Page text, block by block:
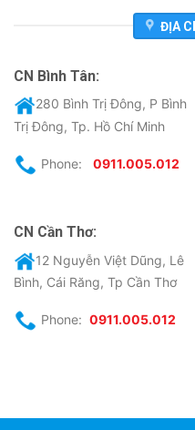
ĐỊA
CN Bình Tân:
280 Bình Trị Đông, P Bình
Trị Đông, Tp. Hồ Chí Minh
Phone: 0911.005.012
CN Cần Thơ:
12 Nguyễn Việt Dũng, Lê
Bình, Cái Răng, Tp Cần Thơ
Phone: 0911.005.012